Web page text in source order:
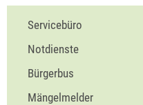
Servicebüro
Notdienste
Bürgerbus
Mängelmelder